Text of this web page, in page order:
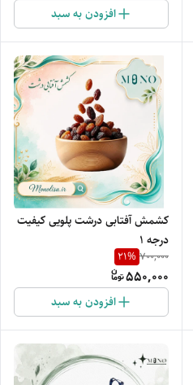
افزودن به سبد
کشمش آفتابی درشت پلویی کیفیت
درجه ۱
700,000
21%
550,000
افزودن به سبد